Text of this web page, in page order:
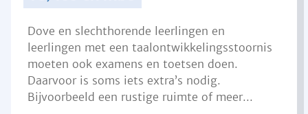
Dove en slechthorende leerlingen en
leerlingen met een taalontwikkelingsstoornis
moeten ook examens en toetsen doen.
Daarvoor is soms iets extra’s nodig.
Bijvoorbeeld een rustige ruimte of meer...